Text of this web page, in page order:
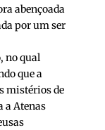
abençoada
por um ser
no qual
que a
mistérios de
a Atenas